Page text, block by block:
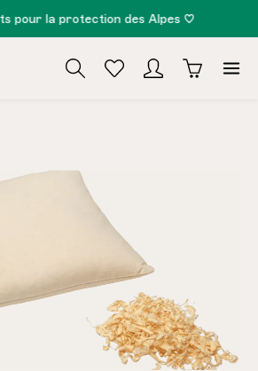
pour la protection des Alpes ♡
d'images